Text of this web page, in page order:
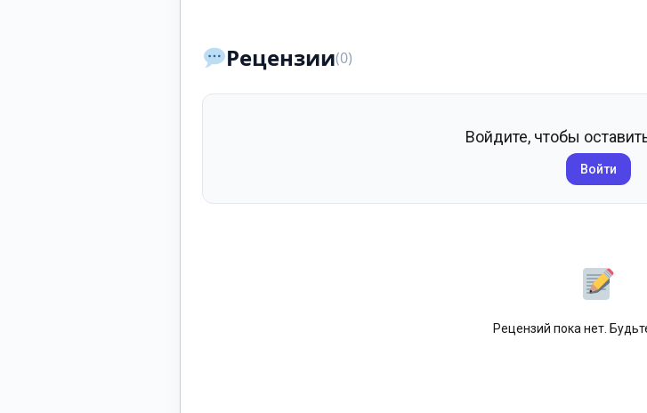
Рецензии(0)
Войдите, чтобы
Войти
Рецензий пока нет.